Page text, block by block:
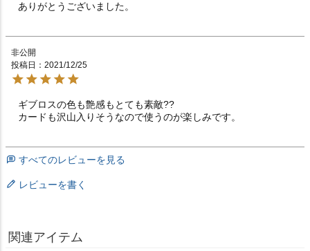
非公開
投稿日
2021/12/25
ギブロスの色も艶感もとても素敵??
カードも沢山入りそうなので使うのが楽しみです。
すべてのレビューを見る
レビューを書く
関連アイテム